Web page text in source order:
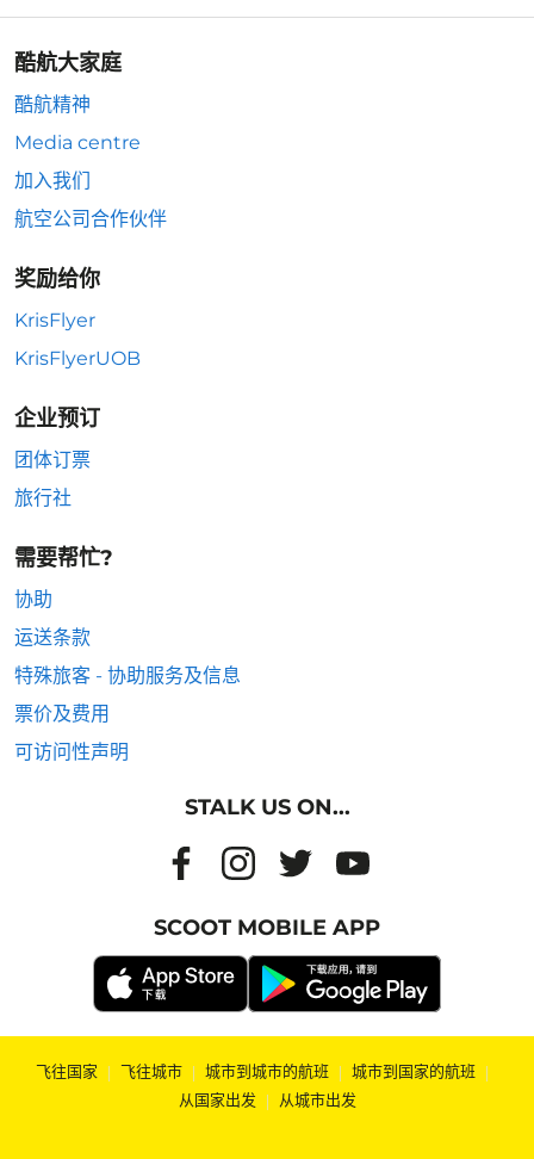
酷航大家庭
酷航精神
Media centre
加入我们
航空公司合作伙伴
奖励给你
KrisFlyer
KrisFlyerUOB
企业预订
团体订票
旅行社
需要帮忙?
协助
运送条款
特殊旅客 - 协助服务及信息
票价及费用
可访问性声明
STALK US ON...
SCOOT MOBILE APP
飞往国家 | 飞往城市 | 城市到城市的航班 | 城市到国家的航班 |
从国家出发 | 从城市出发